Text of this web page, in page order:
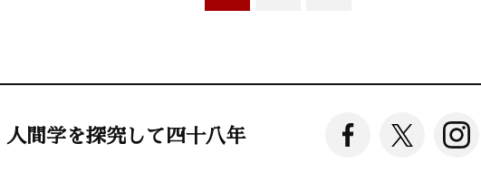
人間学を探究して四十八年